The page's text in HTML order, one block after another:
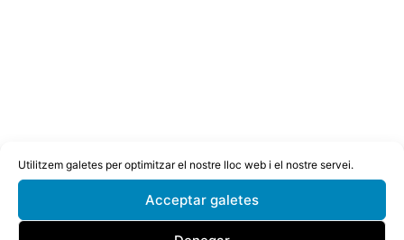
Utilitzem galetes per optimitzar el nostre lloc web i el nostre servei.
Acceptar galetes